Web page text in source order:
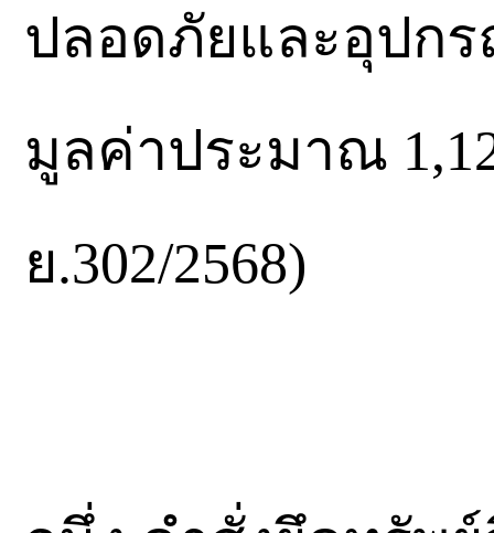
ปลอดภัยและอุปก
มูลค่าประมาณ
ย.302/2568)